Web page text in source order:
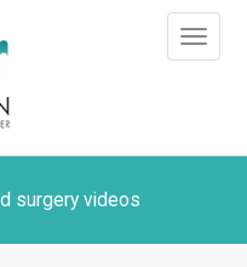
Toggle
surgery videos